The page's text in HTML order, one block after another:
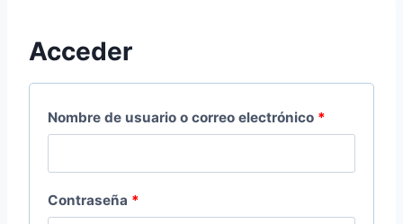
Acceder
Nombre de usuario o correo electrónico *
Contraseña *